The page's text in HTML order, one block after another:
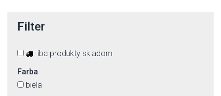
Filter
iba produkty skladom
Farba
biela